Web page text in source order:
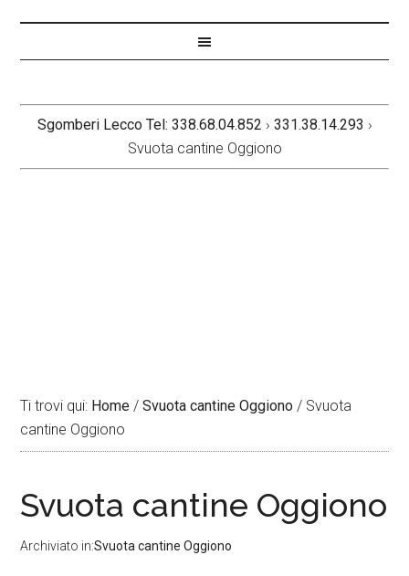
Sgomberi Lecco Tel: 338.68.04.852 › 331.38.14.293 ›
Svuota cantine Oggiono
Ti trovi qui: Home / Svuota cantine Oggiono / Svuota
cantine Oggiono
Svuota cantine Oggiono
Archiviato in:Svuota cantine Oggiono